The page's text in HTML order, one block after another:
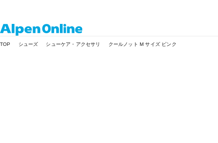
Online
TOP シューズ シューケア・アクセサリ クールノット M サイズ ピンク